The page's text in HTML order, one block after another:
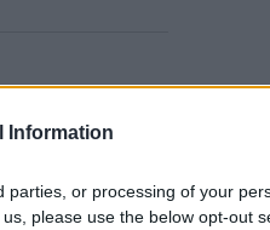
Information
parties, or processing of your
please use the below opt-out